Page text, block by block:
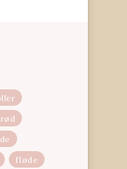
fløde